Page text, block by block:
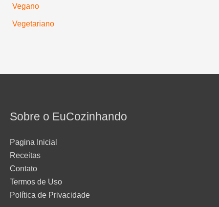
Vegano
Vegetariano
Sobre o EuCozinhando
Pagina Inicial
Receitas
Contato
Termos de Uso
Política de Privacidade